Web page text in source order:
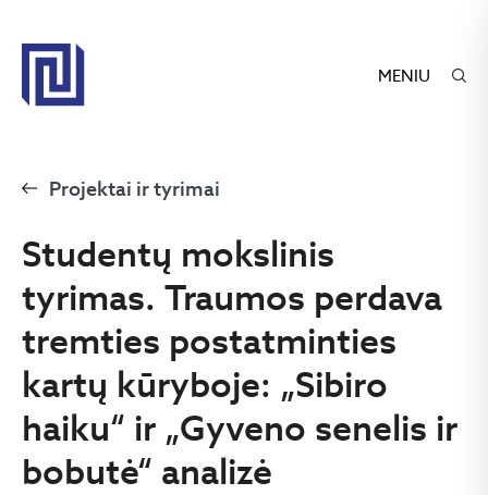
MENIU
Projektai ir tyrimai
Studentų mokslinis
tyrimas. Traumos perdava
tremties postatminties
kartų kūryboje: „Sibiro
haiku“ ir „Gyveno senelis ir
bobutė“ analizė